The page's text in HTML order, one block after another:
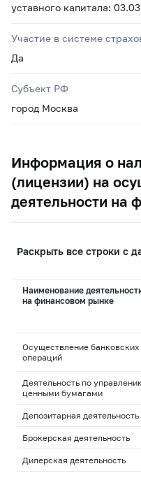
уставного капитала:
Участие в системе
Да
Субъект РФ
город Москва
Информация о
(лицензии) на
деятельности на
Раскрыть все строки с
Наименование
на финансовом рынке
Осуществление банковских
операций
Деятельность по
ценными бумагами
Депозитарная деятельность
Брокерская деятельность
Дилерская деятельность